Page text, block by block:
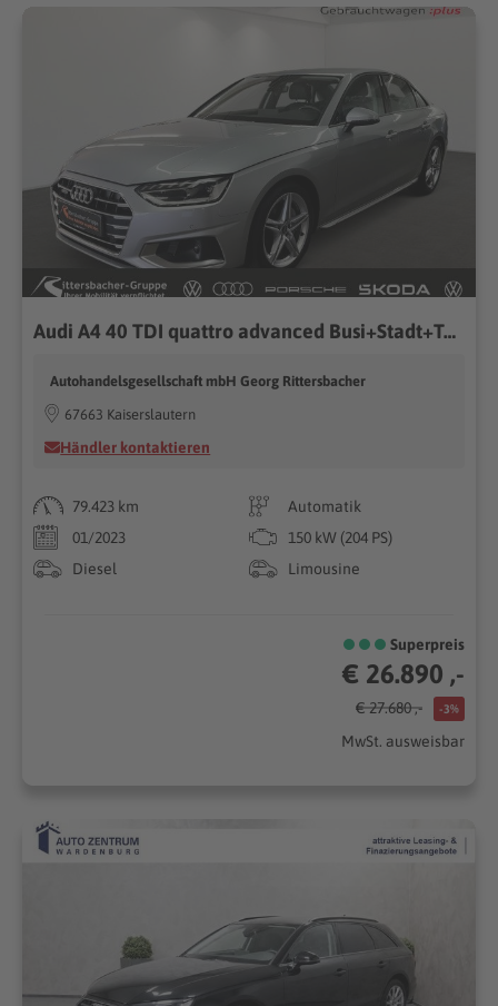
Audi A4 40 TDI quattro advanced Busi+Stadt+TourPaket
Autohandelsgesellschaft mbH Georg Rittersbacher
67663 Kaiserslautern
Händler kontaktieren
79.423 km
Automatik
01/2023
150 kW (204 PS)
Diesel
Limousine
Superpreis
€ 26.890 ,-
€ 27.680 ,- -3%
MwSt. ausweisbar